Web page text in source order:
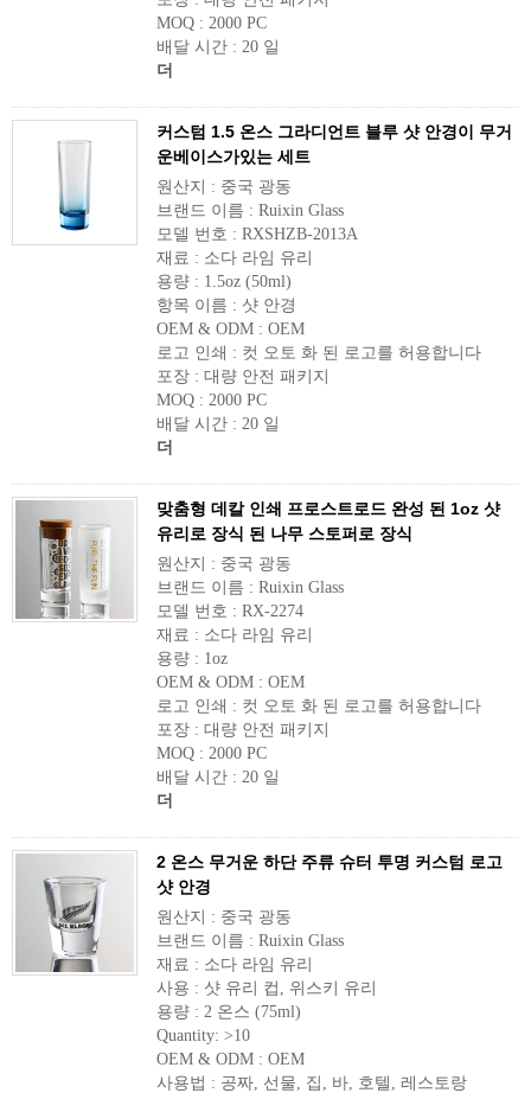
MOQ : 2000 PC
배달 시간 : 20 일
더
커스텀 1.5 온스 그라디언트 블루 샷 안경이 무거
운베이스가있는 세트
원산지 : 중국 광동
브랜드 이름 : Ruixin Glass
모델 번호 : RXSHZB-2013A
재료 : 소다 라임 유리
용량 : 1.5oz (50ml)
항목 이름 : 샷 안경
OEM & ODM : OEM
로고 인쇄 : 컷 오토 화 된 로고를 허용합니다
포장 : 대량 안전 패키지
MOQ : 2000 PC
배달 시간 : 20 일
더
맞춤형 데칼 인쇄 프로스트로드 완성 된 1oz 샷
유리로 장식 된 나무 스토퍼로 장식
원산지 : 중국 광동
브랜드 이름 : Ruixin Glass
모델 번호 : RX-2274
재료 : 소다 라임 유리
용량 : 1oz
OEM & ODM : OEM
로고 인쇄 : 컷 오토 화 된 로고를 허용합니다
포장 : 대량 안전 패키지
MOQ : 2000 PC
배달 시간 : 20 일
더
2 온스 무거운 하단 주류 슈터 투명 커스텀 로고
샷 안경
원산지 : 중국 광동
브랜드 이름 : Ruixin Glass
재료 : 소다 라임 유리
사용 : 샷 유리 컵, 위스키 유리
용량 : 2 온스 (75ml)
Quantity: >10
OEM & ODM : OEM
사용법 : 공짜, 선물, 집, 바, 호텔, 레스토랑